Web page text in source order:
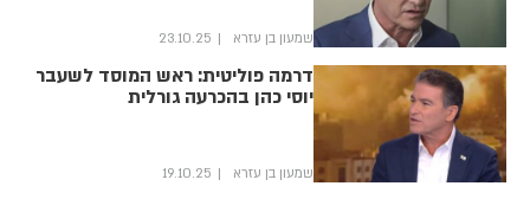
שמעון בן עזרא 23.10.25
דרמה פוליטית: ראש המוסד לשעבר
יוסי כהן בהכרעה גורלית
שמעון בן עזרא 19.10.25